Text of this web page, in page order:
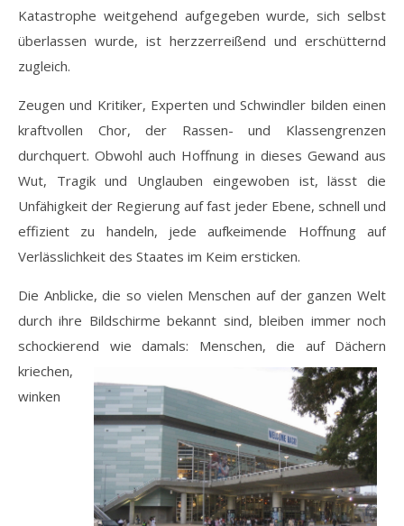
Katastrophe weitgehend aufgegeben wurde, sich selbst
überlassen wurde, ist herzzerreißend und erschütternd
zugleich.
Zeugen und Kritiker, Experten und Schwindler bilden einen
kraftvollen Chor, der Rassen- und Klassengrenzen
durchquert. Obwohl auch Hoffnung in dieses Gewand aus
Wut, Tragik und Unglauben eingewoben ist, lässt die
Unfähigkeit der Regierung auf fast jeder Ebene, schnell und
effizient zu handeln, jede aufkeimende Hoffnung auf
Verlässlichkeit des Staates im Keim ersticken.
Die Anblicke, die so vielen Menschen auf der ganzen Welt
durch ihre Bildschirme bekannt sind, bleiben immer noch
schockierend wie damals: Menschen, die auf Dächern
kriechen,
winken